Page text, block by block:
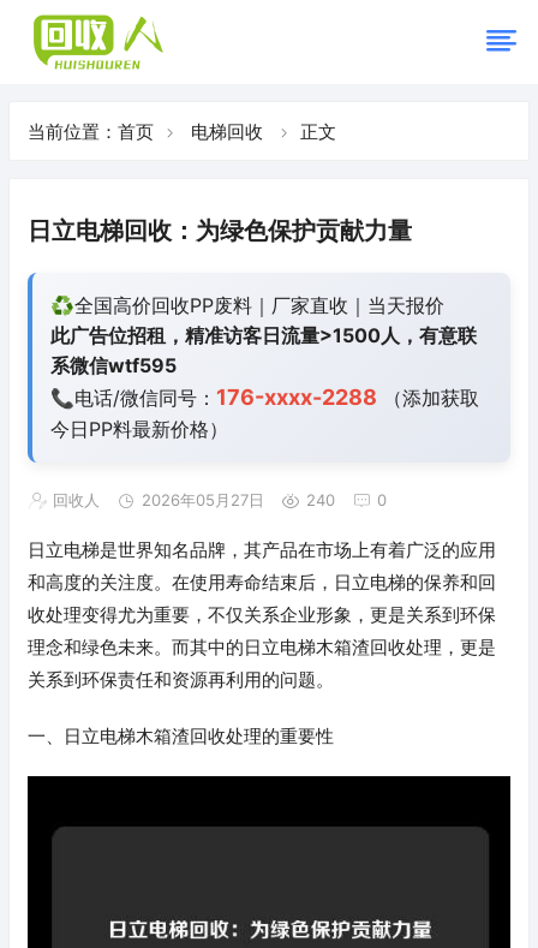
当前位置： 首页 电梯回收 正文
日立电梯回收：为绿色保护贡献力量
♻️全国高价回收PP废料｜厂家直收｜当天报价
此广告位招租，精准访客日流量>1500人，有意联
系微信wtf595
📞电话/微信同号： 176-xxxx-2288 （添加获取
今日PP料最新价格）
回收人 2026年05月27日 240 0
日立电梯是世界知名品牌，其产品在市场上有着广泛的应用
和高度的关注度。在使用寿命结束后，日立电梯的保养和回
收处理变得尤为重要，不仅关系企业形象，更是关系到环保
理念和绿色未来。而其中的日立电梯木箱渣回收处理，更是
关系到环保责任和资源再利用的问题。
一、日立电梯木箱渣回收处理的重要性